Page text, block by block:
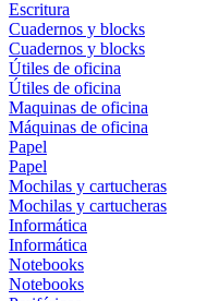
Escritura
Cuadernos y blocks
Cuadernos y blocks
Útiles de oficina
Útiles de oficina
Maquinas de oficina
Máquinas de oficina
Papel
Papel
Mochilas y cartucheras
Mochilas y cartucheras
Informática
Informática
Notebooks
Notebooks